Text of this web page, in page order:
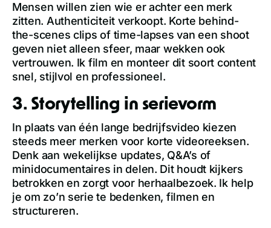
Mensen willen zien wie er achter een merk
zitten. Authenticiteit verkoopt. Korte behind-
the-scenes clips of time-lapses van een shoot
geven niet alleen sfeer, maar wekken ook
vertrouwen. Ik film en monteer dit soort content
snel, stijlvol en professioneel.
3. Storytelling in serievorm
In plaats van één lange bedrijfsvideo kiezen
steeds meer merken voor korte videoreeksen.
Denk aan wekelijkse updates, Q&A’s of
minidocumentaires in delen. Dit houdt kijkers
betrokken en zorgt voor herhaalbezoek. Ik help
je om zo’n serie te bedenken, filmen en
structureren.